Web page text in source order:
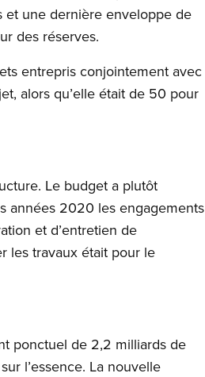
et une dernière enveloppe de
des réserves.
entrepris conjointement avec
alors qu’elle était de 50 pour
Le budget a plutôt
années 2020 les engagements
et d’entretien de
les travaux était pour le
ponctuel de 2,2 milliards de
l’essence. La nouvelle